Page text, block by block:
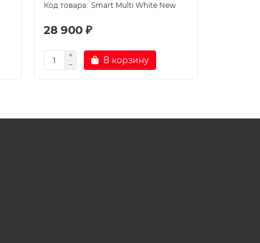
Smart Multi White New
28 900 ₽
В корзину